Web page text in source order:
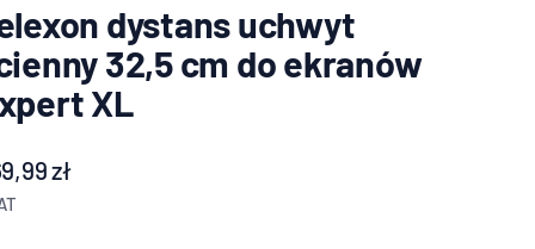
dystans uchwyt
32,5 cm do ekranów
XL
zł